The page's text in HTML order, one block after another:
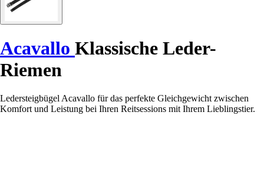
Acavallo Klassische Leder-
Riemen
Ledersteigbügel Acavallo für das perfekte Gleichgewicht zwischen
Komfort und Leistung bei Ihren Reitsessions mit Ihrem Lieblingstier.